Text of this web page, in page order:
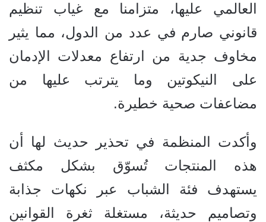
العالمي عليها، متزامنا مع غياب تنظيم
قانوني صارم في عدد من الدول، مما يثير
مخاوف جدية من ارتفاع معدلات الإدمان
على النيكوتين وما يترتب عليها من
مضاعفات صحية خطيرة.
وأكدت المنظمة في تحذير حديث لها أن
هذه المنتجات تُسوّق بشكل مكثف
يستهدف فئة الشباب عبر نكهات جذابة
وتصاميم حديثة، مستغلة ثغرة القوانين